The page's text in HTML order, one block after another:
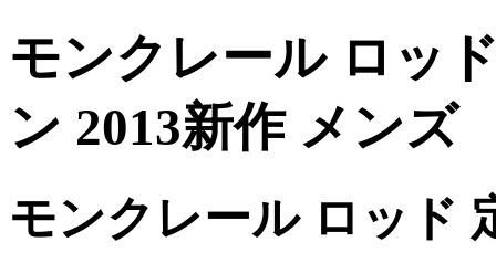
モンクレール ロッ
ン 2013新作 メンズ
モンクレール ロッド